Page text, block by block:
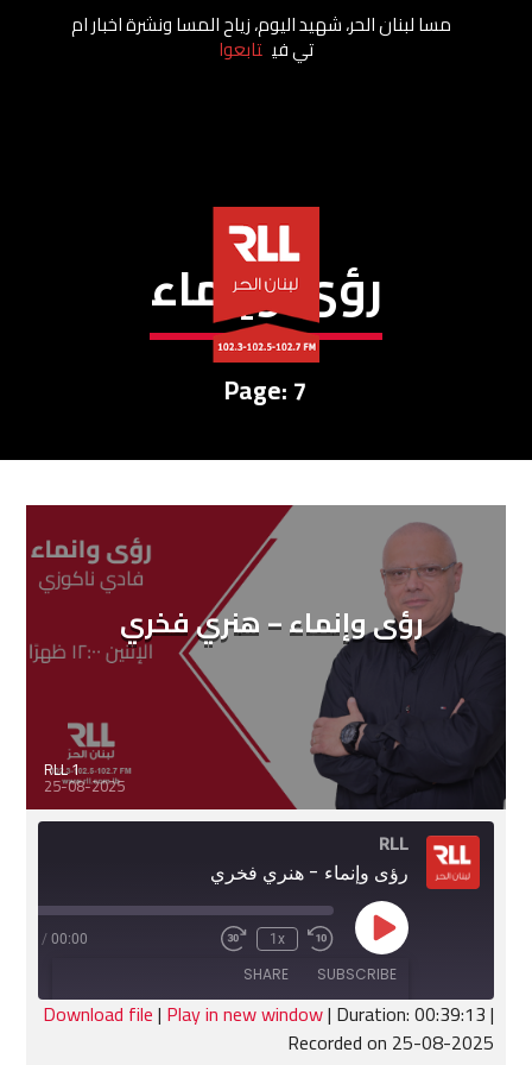
رؤى وإنماء
Page: 7
رؤى وإنماء – هنري فخري
RLL 1
25-08-2025
RLL
رؤى وإنماء - هنري فخري
Play
Episode
Rewind
10
Seconds
1x
Fast
seconds
00:00
/
SUBSCRIBE
SHARE
SHARE
Download file| Play in new window| Duration: 00:39:13|
Recorded on 25-08-2025
مسا لبنان الحر، شهيد اليوم، زياح المسا ونشرة اخبار ام
تي في تابعوا